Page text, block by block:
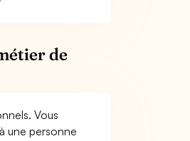
de
Vous
une personne